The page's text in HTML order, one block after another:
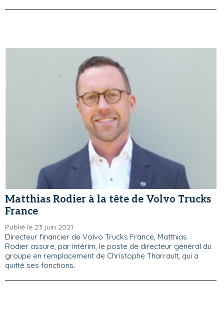
Matthias Rodier à la tête de Volvo Trucks
France
Publié le 23 juin 2021
Directeur financier de Volvo Trucks France, Matthias
Rodier assure, par intérim, le poste de directeur général du
groupe en remplacement de Christophe Tharrault, qui a
quitté ses fonctions.